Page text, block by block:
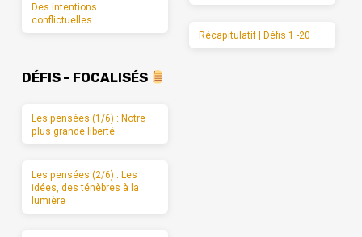
Des intentions
conflictuelles
Récapitulatif | Défis 1 -20
DÉFIS – FOCALISÉS
Les pensées (1/6) : Notre
plus grande liberté
Les pensées (2/6) : Les
idées, des ténèbres à la
lumière